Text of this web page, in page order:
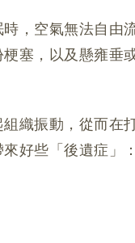
，空氣無法自由
塞，以及懸雍垂
織振動，從而在
好些「後遺症」：